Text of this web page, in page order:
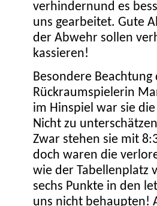
verhindernund es
uns gearbeitet. Gute
der Abwehr sollen
kassieren!
Besondere
Rückraumspielerin
im Hinspiel war sie
Nicht zu
Zwar stehen sie mit
doch waren die
wie der Tabellenplatz
sechs Punkte in den
uns nicht behaupten!